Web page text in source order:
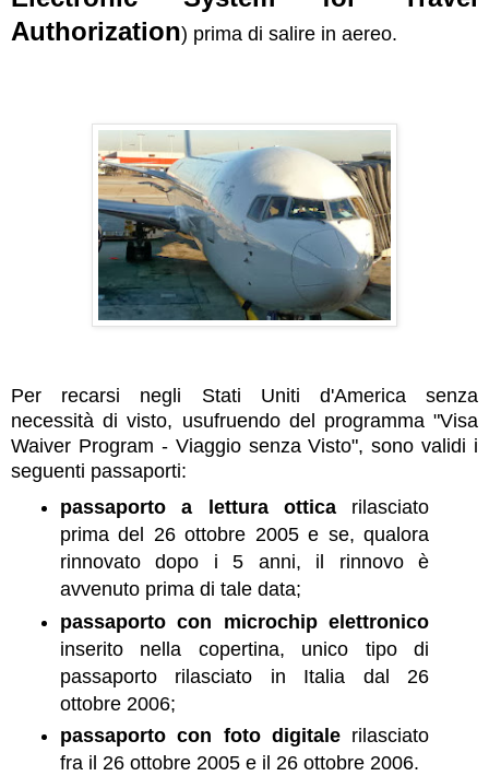
Authorization) prima di salire in aereo.
Per recarsi negli Stati Uniti d'America senza
necessità di visto, usufruendo del programma "Visa
Waiver Program - Viaggio senza Visto", sono validi i
seguenti passaporti:
passaporto a lettura otticarilasciato
prima del 26 ottobre 2005 e se, qualora
rinnovato dopo i 5 anni, il rinnovo è
avvenuto prima di tale data;
passaporto con microchip elettronico
inserito nella copertina, unico tipo di
passaporto rilasciato in Italia dal 26
ottobre 2006;
passaporto con foto digitalerilasciato
fra il 26 ottobre 2005 e il 26 ottobre 2006.